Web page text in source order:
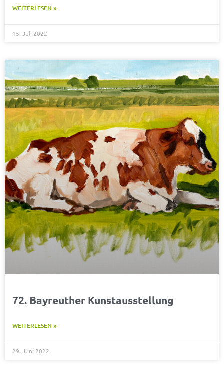
WEITERLESEN »
15. Juli 2022
72. Bayreuther Kunstausstellung
WEITERLESEN »
29. Juni 2022